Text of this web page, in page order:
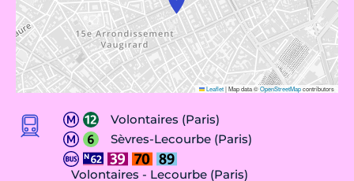
Leaflet|Map data ©OpenStreetMapcontributors
Volontaires (Paris)
Sèvres-Lecourbe (Paris)
Volontaires - Lecourbe (Paris)